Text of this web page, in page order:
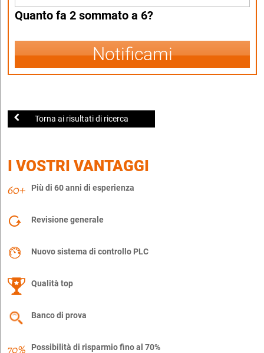
Quanto fa 2 sommato a 6?
Notificami
Torna ai risultati di ricerca
I VOSTRI VANTAGGI
Più di 60 anni di esperienza
Revisione generale
Nuovo sistema di controllo PLC
Qualità top
Banco di prova
Possibilità di risparmio fino al 70%